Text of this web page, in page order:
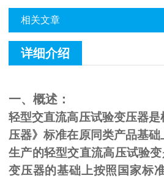
相关文章
详细介绍
一、概述：
轻型交直流高压试验变压器
压器》标准在原同类产品基
生产的轻型交直流高压试验变
变压器的基础上按照国家标